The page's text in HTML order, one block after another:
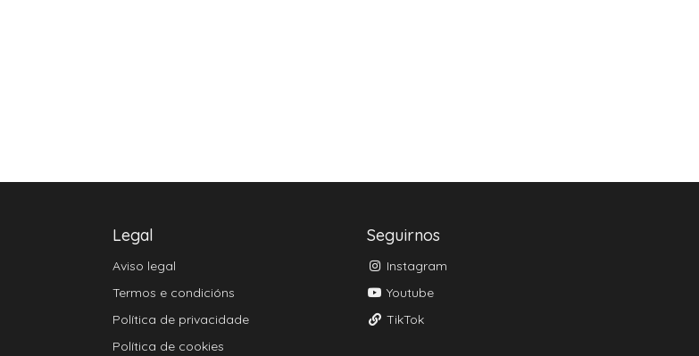
Legal
Aviso legal
Termos e condicións
Política de privacidade
Política de cookies
Seguirnos
Instagram
Youtube
TikTok